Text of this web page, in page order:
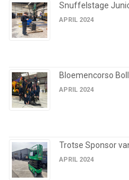
Snuffelstage
APRIL 2024
Bloemencorso
APRIL 2024
Trotse Sponsor
APRIL 2024